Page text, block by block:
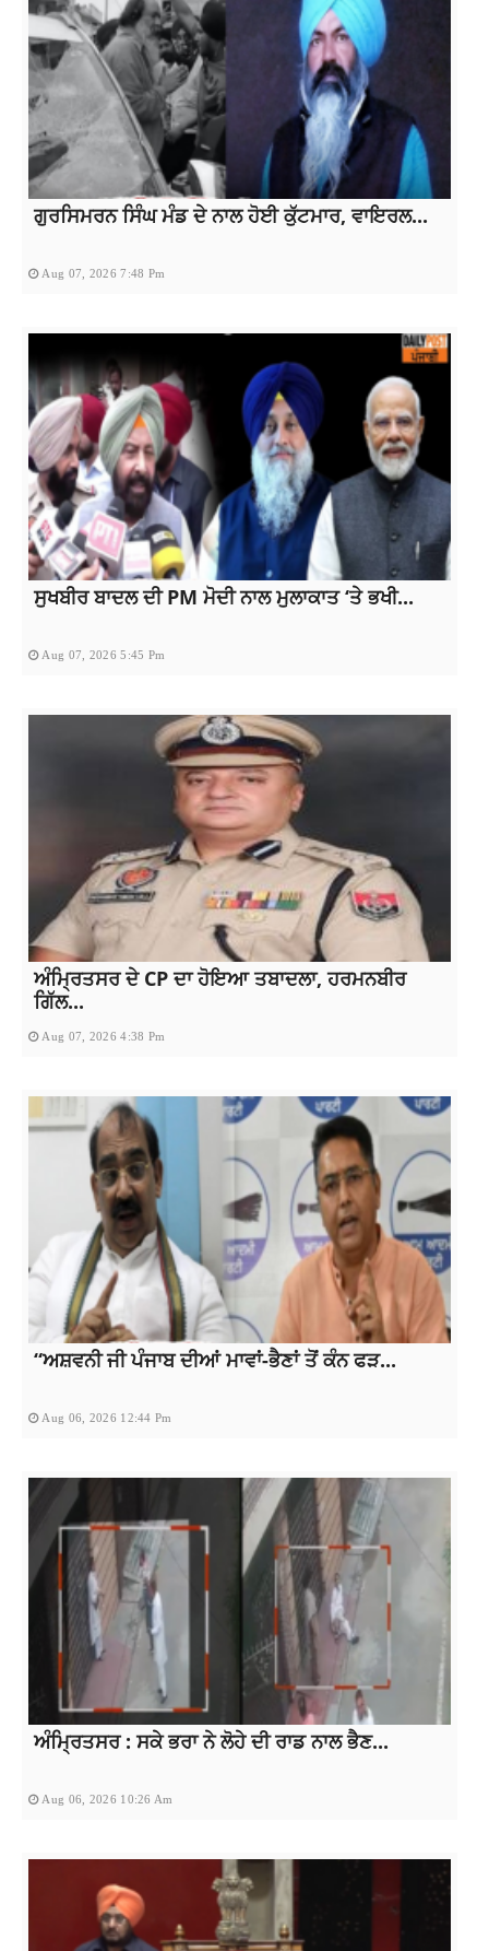
ਗੁਰਸਿਮਰਨ ਸਿੰਘ ਮੰਡ ਦੇ ਨਾਲ ਹੋਈ ਕੁੱਟਮਾਰ, ਵਾਇਰਲ...
Aug 07, 2026 7:48 Pm
ਸੁਖਬੀਰ ਬਾਦਲ ਦੀ PM ਮੋਦੀ ਨਾਲ ਮੁਲਾਕਾਤ ‘ਤੇ ਭਖੀ...
Aug 07, 2026 5:45 Pm
ਅੰਮ੍ਰਿਤਸਰ ਦੇ CP ਦਾ ਹੋਇਆ ਤਬਾਦਲਾ, ਹਰਮਨਬੀਰ
ਗਿੱਲ...
Aug 07, 2026 4:38 Pm
“ਅਸ਼ਵਨੀ ਜੀ ਪੰਜਾਬ ਦੀਆਂ ਮਾਵਾਂ-ਭੈਣਾਂ ਤੋਂ ਕੰਨ ਫੜ...
Aug 06, 2026 12:44 Pm
ਅੰਮ੍ਰਿਤਸਰ : ਸਕੇ ਭਰਾ ਨੇ ਲੋਹੇ ਦੀ ਰਾਡ ਨਾਲ ਭੈਣ...
Aug 06, 2026 10:26 Am